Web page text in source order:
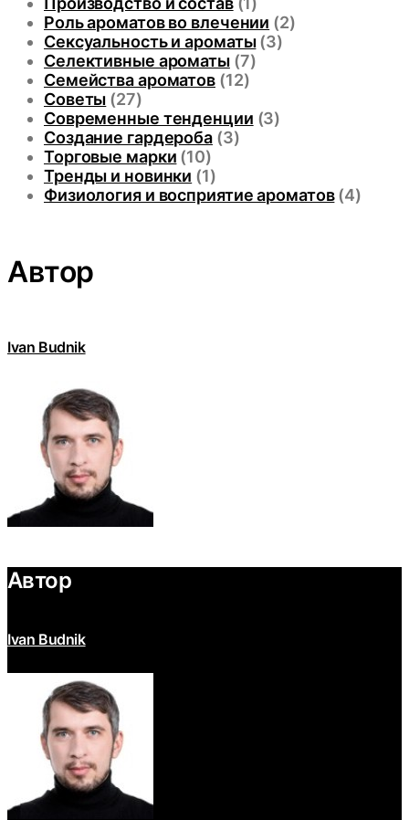
Роль ароматов во влечении (2)
Сексуальность и ароматы(3)
Селективные ароматы(7)
Семейства ароматов(12)
Советы (27)
Современные тенденции (3)
Создание гардероба(3)
Торговые марки (10)
Тренды и новинки (1)
Физиология и восприятие ароматов(4)
Автор
Ivan Budnik
Автор
Ivan Budnik